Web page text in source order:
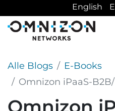
English
Alle Blogs
E-Books
Omnizon iPaaS-B2B/EDI:
Omnizon